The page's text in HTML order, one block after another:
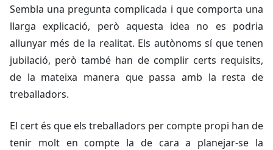
Sembla una pregunta complicada i que comporta una
llarga explicació, però aquesta idea no es podria
allunyar més de la realitat. Els autònoms sí que tenen
jubilació, però també han de complir certs requisits,
de la mateixa manera que passa amb la resta de
treballadors.
El cert és que els treballadors per compte propi han de
tenir molt en compte la de cara a planejar-se la